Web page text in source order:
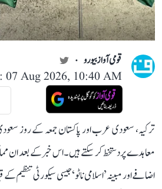
قومی آواز بیورو
07 Aug 2026, 10:40 AM
ترکیہ، سعودی عرب اور پاکستان جمعہ کے روز
معاہدے پر دستخط کر سکتے ہیں۔ اس خبر کے بعد ان
اضافے اور مبینہ ’اسلامی ناٹو‘ جیسی سیکورٹی تنظیم